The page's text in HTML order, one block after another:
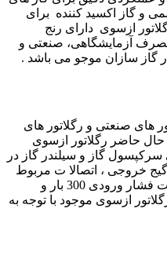
و گاز اکسید کننده برای
ازسوی دارای رنج
مصرف آزمایشگاهی، صنعتی و
گاز سازان موجو می باشد .
های صنعتی و رگلاتور های
حاضر رگلاتور ازسوی
سرکپسول گاز و سیلندر گاز در
خروجی ، اتصالا ت مربوط
فشار ورودی 300 بار و
ازسوی موجود با توجه به